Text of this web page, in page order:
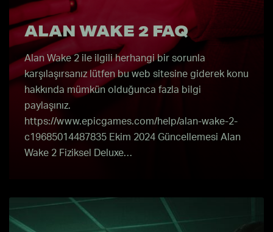
ALAN WAKE 2 FAQ
Alan Wake 2 ile ilgili herhangi bir sorunla
karşılaşırsanız lütfen bu web sitesine giderek konu
hakkında mümkün olduğunca fazla bilgi
paylaşınız.
https://www.epicgames.com/help/alan-wake-2-
c19685014487835 Ekim 2024 Güncellemesi Alan
Wake 2 Fiziksel Deluxe…